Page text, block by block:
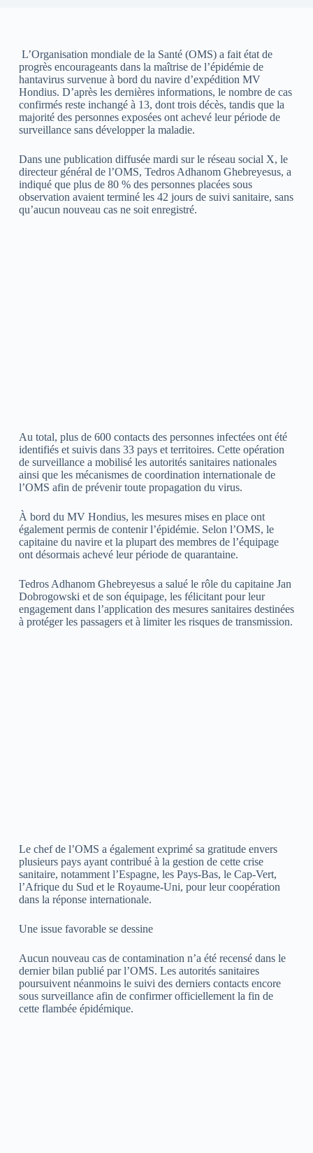
L’Organisation mondiale de la Santé (OMS) a fait état de
progrès encourageants dans la maîtrise de l’épidémie de
hantavirus survenue à bord du navire d’expédition MV
Hondius. D’après les dernières informations, le nombre de cas
confirmés reste inchangé à 13, dont trois décès, tandis que la
majorité des personnes exposées ont achevé leur période de
surveillance sans développer la maladie.
Dans une publication diffusée mardi sur le réseau social X, le
directeur général de l’OMS, Tedros Adhanom Ghebreyesus, a
indiqué que plus de 80 % des personnes placées sous
observation avaient terminé les 42 jours de suivi sanitaire, sans
qu’aucun nouveau cas ne soit enregistré.
Au total, plus de 600 contacts des personnes infectées ont été
identifiés et suivis dans 33 pays et territoires. Cette opération
de surveillance a mobilisé les autorités sanitaires nationales
ainsi que les mécanismes de coordination internationale de
l’OMS afin de prévenir toute propagation du virus.
À bord du MV Hondius, les mesures mises en place ont
également permis de contenir l’épidémie. Selon l’OMS, le
capitaine du navire et la plupart des membres de l’équipage
ont désormais achevé leur période de quarantaine.
Tedros Adhanom Ghebreyesus a salué le rôle du capitaine Jan
Dobrogowski et de son équipage, les félicitant pour leur
engagement dans l’application des mesures sanitaires destinées
à protéger les passagers et à limiter les risques de transmission.
Le chef de l’OMS a également exprimé sa gratitude envers
plusieurs pays ayant contribué à la gestion de cette crise
sanitaire, notamment l’Espagne, les Pays-Bas, le Cap-Vert,
l’Afrique du Sud et le Royaume-Uni, pour leur coopération
dans la réponse internationale.
Une issue favorable se dessine
Aucun nouveau cas de contamination n’a été recensé dans le
dernier bilan publié par l’OMS. Les autorités sanitaires
poursuivent néanmoins le suivi des derniers contacts encore
sous surveillance afin de confirmer officiellement la fin de
cette flambée épidémique.